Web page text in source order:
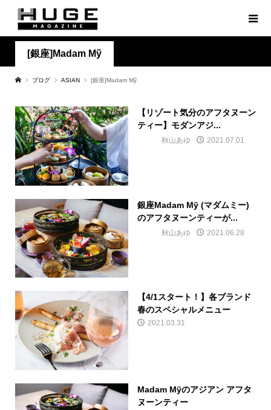
[銀座]Madam Mỹ
ブログ ASIAN [銀座]Madam Mỹ
【リゾート気分のアフタヌーン
ティー】モダンアジ...
秋山あゆ 2021.07.01
銀座Madam Mỹ (マダムミー)
のアフタヌーンティーが...
秋山あゆ 2021.06.28
【4/1スタート！】各ブランド
春のスペシャルメニュー
2021.03.31
Madam Mỹのアジアン アフタ
ヌーンティー